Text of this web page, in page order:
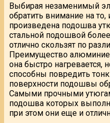
Выбирая незаменимый
обратить внимание на то,
произведена подошва
стальной подошвой
отлично скользят по
Преимущество
она быстро нагревается,
способны повредить
поверхности подошвы
Самыми прочными
подошва которых
при этом они еще и